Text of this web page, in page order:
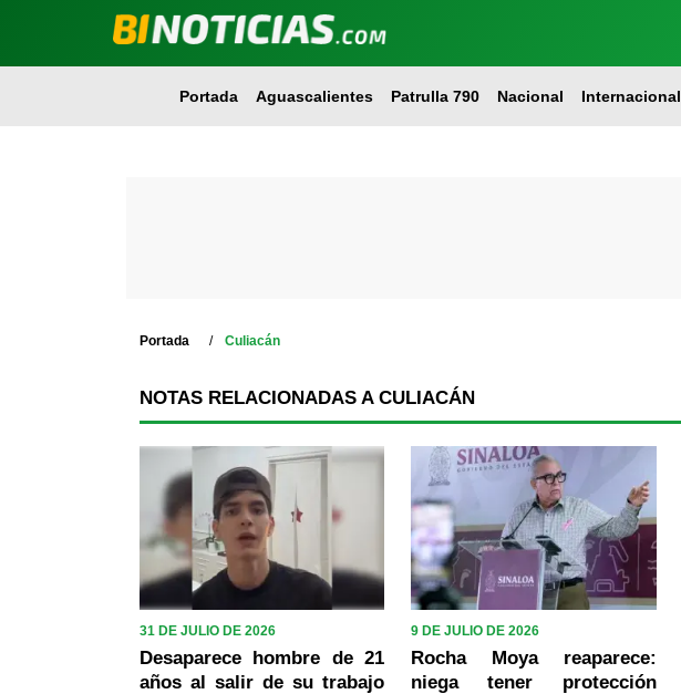
Portada Aguascalientes Patrulla 790 Nacional Internacional
Portada Culiacán
NOTAS RELACIONADAS A CULIACÁN
31 DE JULIO DE 2026
Desaparece hombre de 21
años al salir de su trabajo
9 DE JULIO DE 2026
Rocha Moya reaparece:
niega tener protección